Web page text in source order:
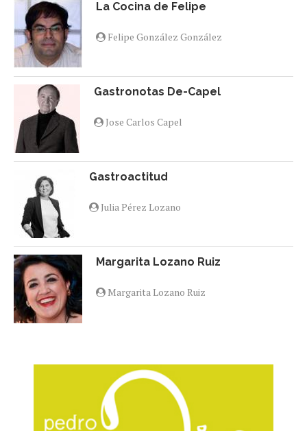
La Cocina de Felipe
Felipe González González
Gastronotas De-Capel
Jose Carlos Capel
Gastroactitud
Julia Pérez Lozano
Margarita Lozano Ruiz
Margarita Lozano Ruiz